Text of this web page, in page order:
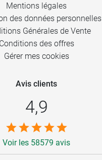
Mentions légales
des données personnelles
Générales de Vente
Conditions des offres
Gérer mes cookies
Avis clients
4,9
Voir les 58579 avis